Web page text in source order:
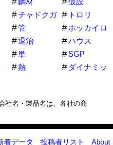
チャドクガ
毒
トロリ
管
ホッカイロ
退治
ハウス
単
SGP
熱
ダイナミッ
社名・製品名は、各社の商
着データ 投稿者リスト About